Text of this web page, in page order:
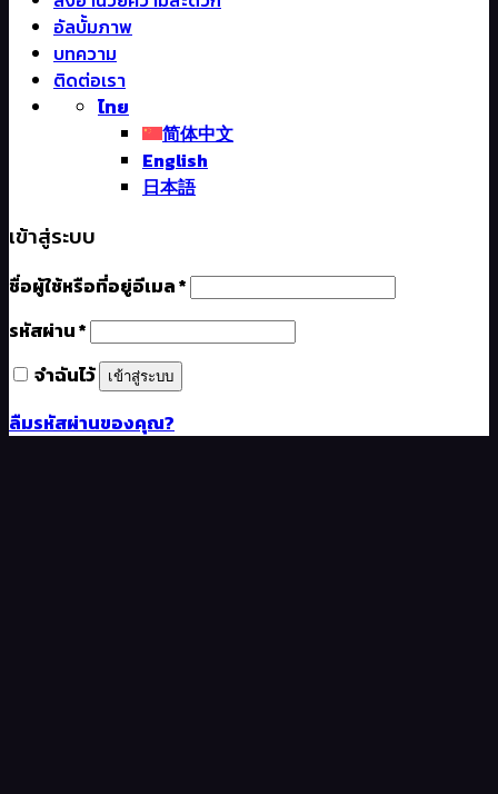
อัลบั้มภาพ
บทความ
ติดต่อเรา
ไทย
简体中文
English
日本語
เข้าสู่ระบบ
ชื่อผู้ใช้หรือที่อยู่อีเมล*
รหัสผ่าน*
จำฉันไว้
เข้าสู่ระบบ
ลืมรหัสผ่านของคุณ?